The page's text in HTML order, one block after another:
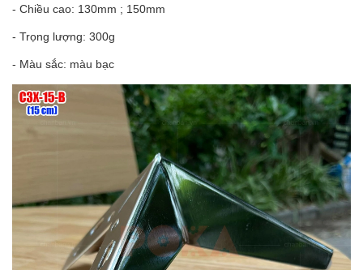
- Chiều cao: 130mm ; 150mm
- Trọng lượng: 300g
- Màu sắc: màu bạc